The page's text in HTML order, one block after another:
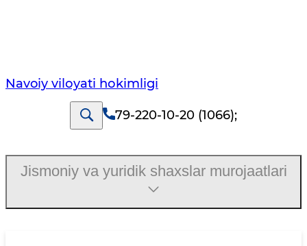
Navoiy vilоyati hоkimligi
79-220-10-20 (1066);
Jismoniy va yuridik shaxslar murojaatlari